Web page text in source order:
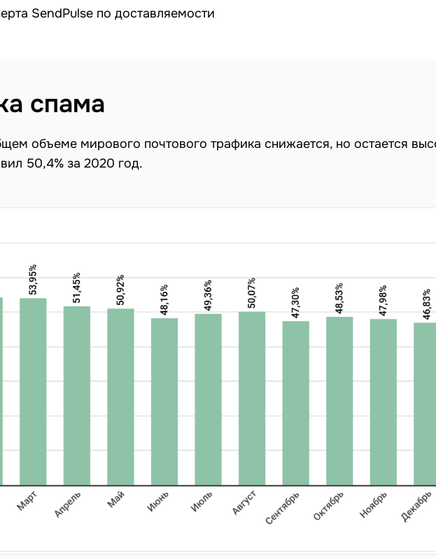
SendPulse по доставляемости
спама
объеме мирового почтового трафика снижается, но остается
50,4% за 2020 год.